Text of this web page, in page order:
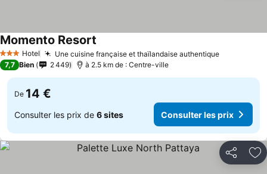
3 ÉtoilesHotel Une cuisine française et thaïlandaise authentique
Momento Resort
7,7 Bien 2 449 à 2.5 km de : Centre-ville
De 14 €
Consulter les prix de 6 sites Consulter les prix
Partager